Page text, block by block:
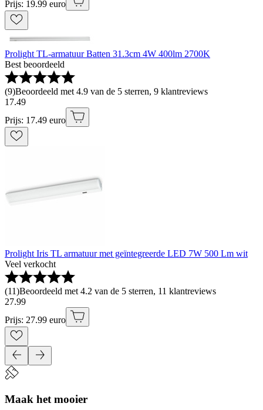
Prijs: 19.99 euro
Prolight TL-armatuur Batten 31.3cm 4W 400lm 2700K
Best beoordeeld
(9)Beoordeeld met 4.9 van de 5 sterren, 9 klantreviews
17.49
Prijs: 17.49 euro
Prolight Iris TL armatuur met geïntegreerde LED 7W 500 Lm wit
Veel verkocht
(11)Beoordeeld met 4.2 van de 5 sterren, 11 klantreviews
27.99
Prijs: 27.99 euro
Maak het mooier